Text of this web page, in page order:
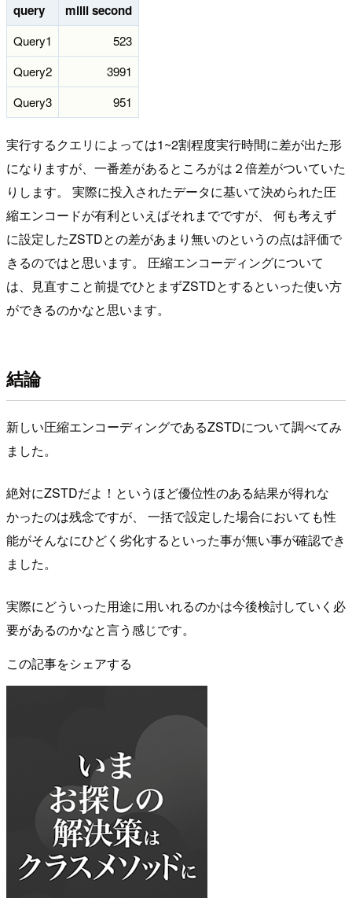
query milli second
Query1
523
Query2
3991
Query3
951
実行するクエリによっては1~2割程度実行時間に差が出た形
になりますが、一番差があるところがは２倍差がついていた
りします。 実際に投入されたデータに基いて決められた圧
縮エンコードが有利といえばそれまでですが、 何も考えず
に設定したZSTDとの差があまり無いのというの点は評価で
きるのではと思います。 圧縮エンコーディングについて
は、見直すこと前提でひとまずZSTDとするといった使い方
ができるのかなと思います。
結論
新しい圧縮エンコーディングであるZSTDについて調べてみ
ました。
絶対にZSTDだよ！というほど優位性のある結果が得れな
かったのは残念ですが、 一括で設定した場合においても性
能がそんなにひどく劣化するといった事が無い事が確認でき
ました。
実際にどういった用途に用いれるのかは今後検討していく必
要があるのかなと言う感じです。
この記事をシェアする